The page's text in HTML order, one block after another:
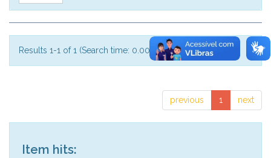
Results 1-1 of 1 (Search time: 0.001 seconds).
previous 1 next
Item hits: